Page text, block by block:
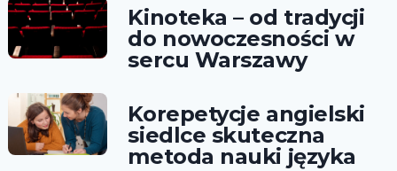
Kinoteka – od tradycji
do nowoczesności w
sercu Warszawy
Korepetycje angielski
siedlce skuteczna
metoda nauki języka